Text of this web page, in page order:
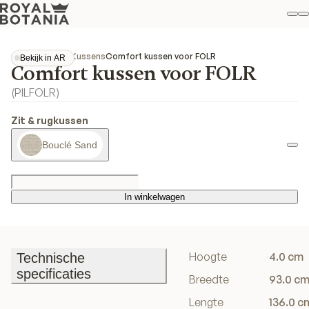
Bekijk in AR
Bekijk in AR
Collecties Folia KussensComfort kussen voor FOLR
Comfort kussen voor FOLR
(PILFOLR)
Zit & rugkussen
Bouclé Sand
In winkelwagen
In winkelwagen
Technische
specificaties
Hoogte
4.0 cm
Breedte
93.0 cm
Lengte
136.0